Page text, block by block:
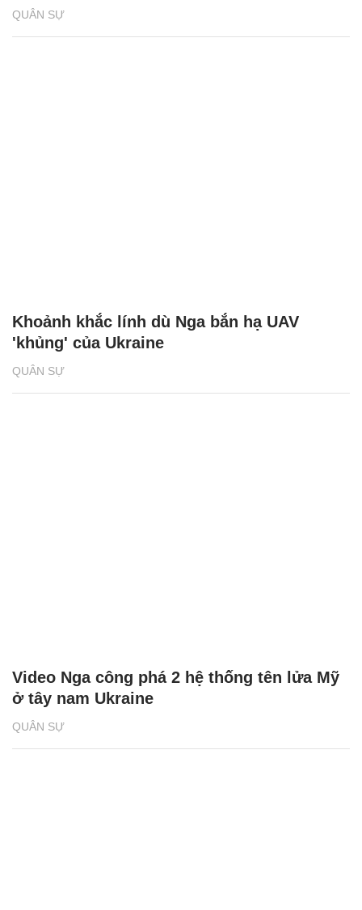
QUÂN SỰ
QUÂN SỰ
Khoảnh khắc lính dù Nga bắn hạ UAV
'khủng' của Ukraine
QUÂN SỰ
Video Nga công phá 2 hệ thống tên lửa Mỹ
ở tây nam Ukraine